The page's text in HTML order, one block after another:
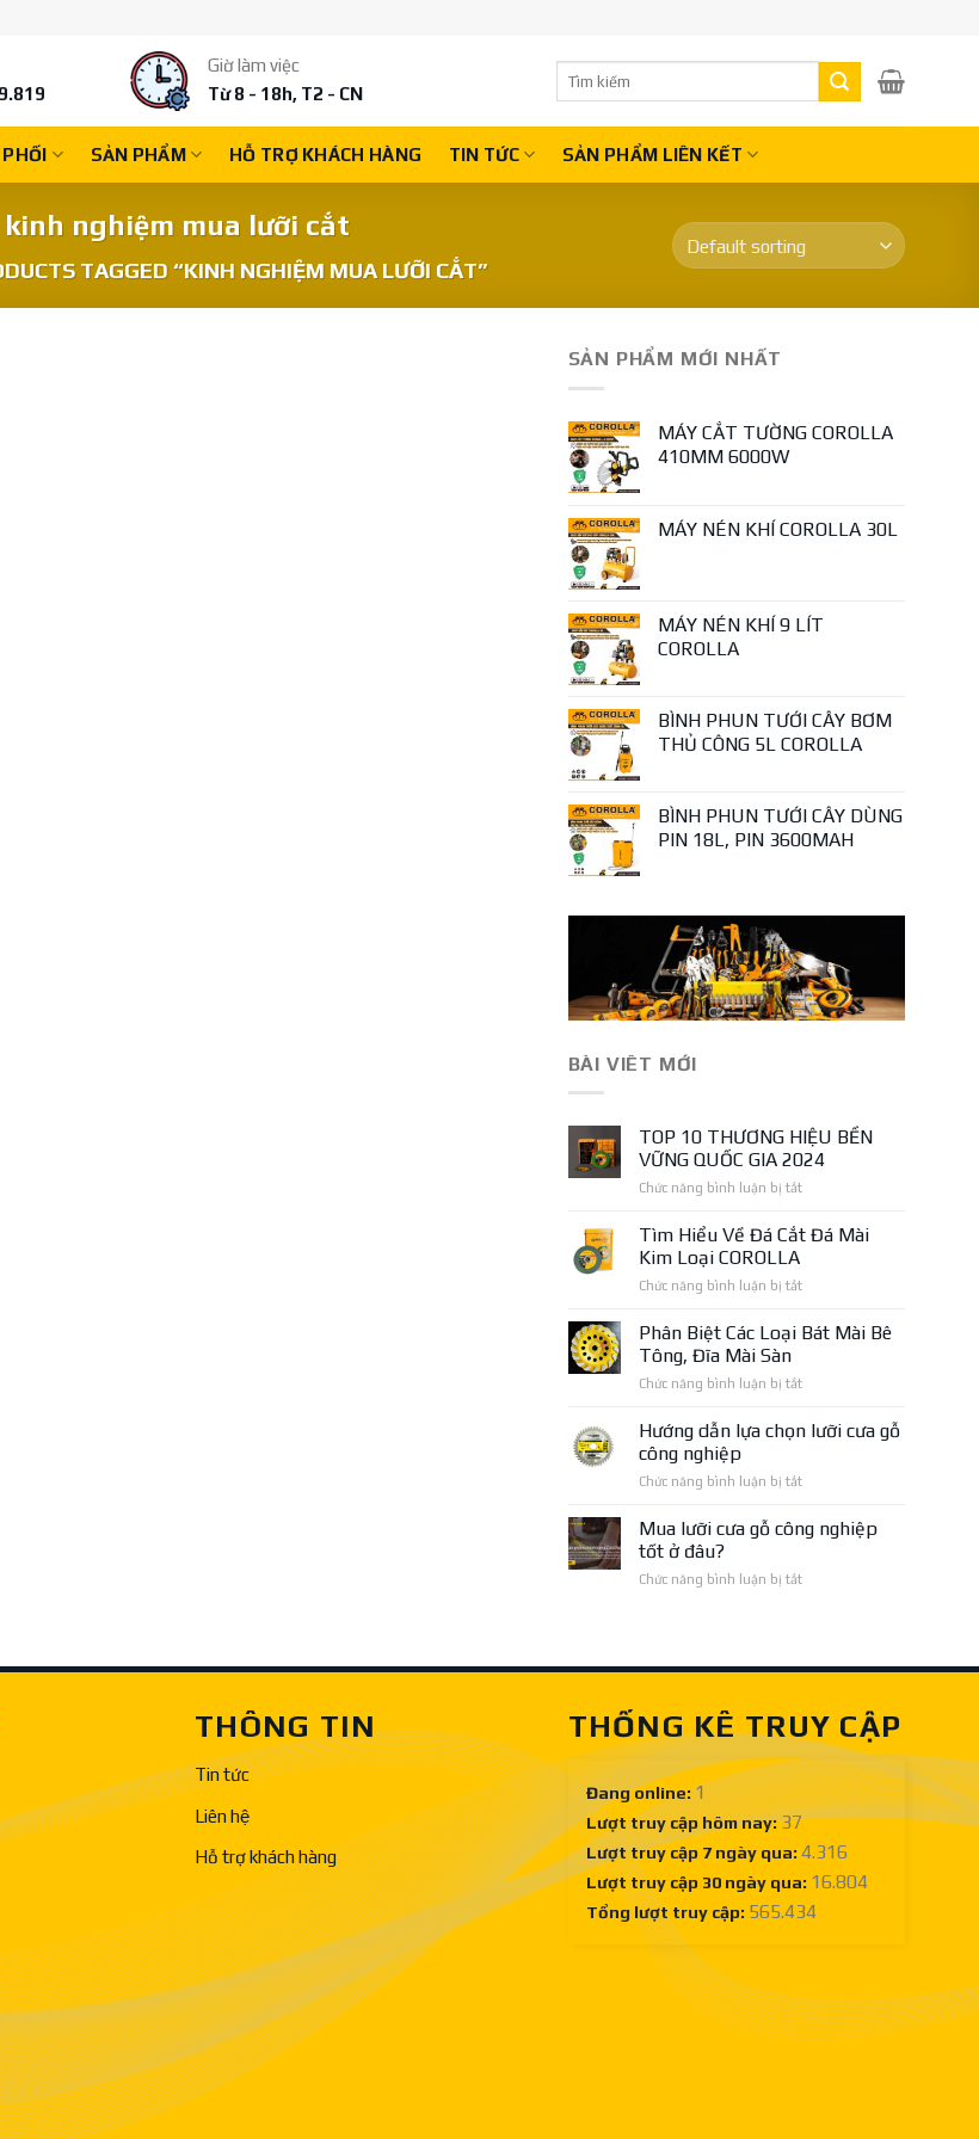
Giờ làm việc
Từ 8 - 18h, T2 - CN
SẢN PHẨM HỖ TRỢ KHÁCH HÀNG TIN TỨC SẢN PHẨM LIÊN KẾT
kinh nghiệm mua lưỡi cắt
TAGGED “KINH NGHIỆM MUA LƯỠI CẮT”
SẢN PHẨM MỚI NHẤT
MÁY CẮT TƯỜNG COROLLA
410MM 6000W
MÁY NÉN KHÍ COROLLA 30L
MÁY NÉN KHÍ 9 LÍT
COROLLA
BÌNH PHUN TƯỚI CÂY BƠM
THỦ CÔNG 5L COROLLA
BÌNH PHUN TƯỚI CÂY DÙNG
PIN 18L, PIN 3600MAH
BÀI VIÊT MỚI
TOP 10 THƯƠNG HIỆU BỀN
VỮNG QUỐC GIA 2024
Chức năng bình luận bị tắtở
10
BỀN
QUỐC
Tìm Hiểu Về Đá Cắt Đá Mài
Kim Loại COROLLA
Chức năng bình luận bị tắtở
Hiểu
Cắt
Mài
COROLLA
Phân Biệt Các Loại Bát Mài Bê
Tông, Đĩa Mài Sàn
Chức năng bình luận bị tắtở
Biệt
Bát
Bê
Mài
Hướng dẫn lựa chọn lưỡi cưa gỗ
công nghiệp
Chức năng bình luận bị tắtở
lựa
lưỡi
nghiệp
Mua lưỡi cưa gỗ công nghiệp
tốt ở đâu?
Chức năng bình luận bị tắtở
tốt
ở
đâu?
THÔNG TIN
Tin tức
Liên hệ
Hỗ trợ khách hàng
THỐNG KÊ TRUY CẬP
Đang online:1
Lượt truy cập hôm nay:37
Lượt truy cập 7 ngày qua: 4.316
Lượt truy cập 30 ngày qua: 16.804
Tổng lượt truy cập: 565.434